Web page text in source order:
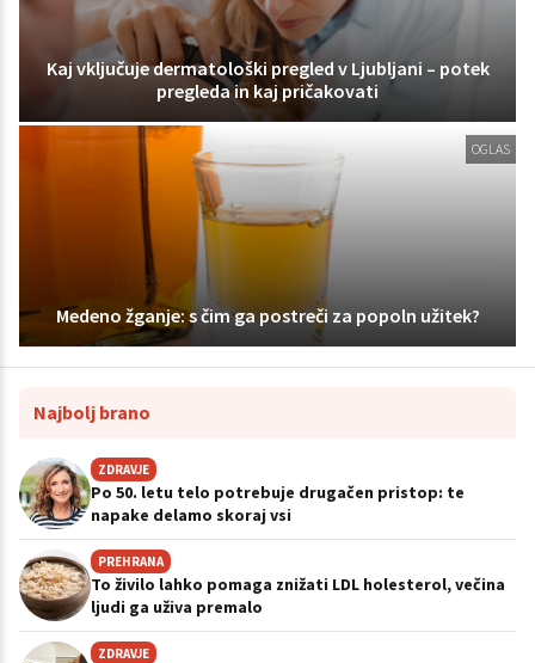
Kaj vključuje dermatološki pregled v Ljubljani – potek
pregleda in kaj pričakovati
OGLAS
Medeno žganje: s čim ga postreči za popoln užitek?
Najbolj brano
ZDRAVJE
Po 50. letu telo potrebuje drugačen pristop: te
napake delamo skoraj vsi
PREHRANA
To živilo lahko pomaga znižati LDL holesterol, večina
ljudi ga uživa premalo
ZDRAVJE